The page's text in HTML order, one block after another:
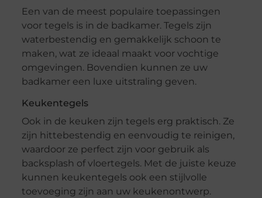
Een van de meest populaire toepassingen
voor tegels is in de badkamer. Tegels zijn
waterbestendig en gemakkelijk schoon te
maken, wat ze ideaal maakt voor vochtige
omgevingen. Bovendien kunnen ze uw
badkamer een luxe uitstraling geven.
Keukentegels
Ook in de keuken zijn tegels erg praktisch. Ze
zijn hittebestendig en eenvoudig te reinigen,
waardoor ze perfect zijn voor gebruik als
backsplash of vloertegels. Met de juiste keuze
kunnen keukentegels ook een stijlvolle
toevoeging zijn aan uw keukenontwerp.